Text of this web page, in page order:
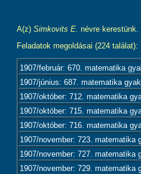
A(z) Simkovits E. névre kerestünk.
Feladatok megoldásai (224 találat):
1907/február: 670. matematika
1907/június: 687. matematika
1907/október: 712. matematika
1907/október: 715. matematika
1907/október: 716. matematika
1907/november: 723. matematika
1907/november: 727. matematika
1907/november: 729. matematika